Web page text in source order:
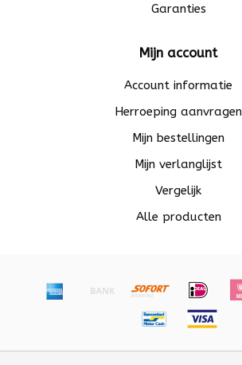
Garanties
Mijn account
Account informatie
Herroeping aanvragen
Mijn bestellingen
Mijn verlanglijst
Vergelijk
Alle producten